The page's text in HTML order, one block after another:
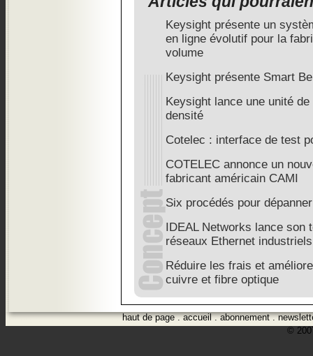
Keysight présente un
en ligne évolutif pour la
volume
Keysight présente Smart
Keysight lance une unité
densité
Cotelec : interface de test
COTELEC annonce un
fabricant américain CAMI
Six procédés pour
IDEAL Networks lance son
réseaux Ethernet industriels
Réduire les frais et
cuivre et fibre optique
haut de page.accueil.abonnement.
©